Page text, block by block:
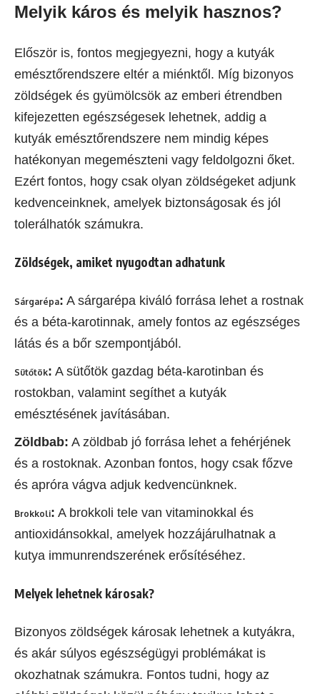
Melyik káros és melyik hasznos?
Először is, fontos megjegyezni, hogy a kutyák
emésztőrendszere eltér a miénktől. Míg bizonyos
zöldségek és gyümölcsök az emberi étrendben
kifejezetten egészségesek lehetnek, addig a
kutyák emésztőrendszere nem mindig képes
hatékonyan megemészteni vagy feldolgozni őket.
Ezért fontos, hogy csak olyan zöldségeket adjunk
kedvenceinknek, amelyek biztonságosak és jól
tolerálhatók számukra.
Zöldségek, amiket nyugodtan adhatunk
Sárgarépa: A sárgarépa kiváló forrása lehet a rostnak
és a béta-karotinnak, amely fontos az egészséges
látás és a bőr szempontjából.
Sütőtök: A sütőtök gazdag béta-karotinban és
rostokban, valamint segíthet a kutyák
emésztésének javításában.
Zöldbab: A zöldbab jó forrása lehet a fehérjének
és a rostoknak. Azonban fontos, hogy csak főzve
és apróra vágva adjuk kedvencünknek.
Brokkoli: A brokkoli tele van vitaminokkal és
antioxidánsokkal, amelyek hozzájárulhatnak a
kutya immunrendszerének erősítéséhez.
Melyek lehetnek károsak?
Bizonyos zöldségek károsak lehetnek a kutyákra,
és akár súlyos egészségügyi problémákat is
okozhatnak számukra. Fontos tudni, hogy az